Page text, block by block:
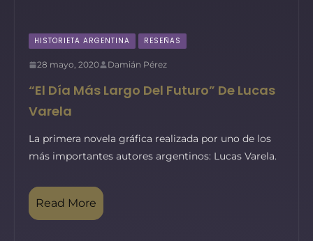
HISTORIETA ARGENTINA RESEÑAS
28 mayo, 2020 Damián Pérez
“El Día Más Largo Del Futuro” De Lucas
Varela
La primera novela gráfica realizada por uno de los
más importantes autores argentinos: Lucas Varela.
Read More